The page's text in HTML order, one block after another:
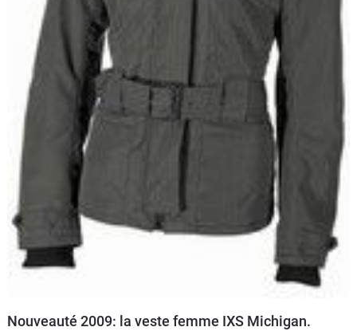
Nouveauté 2009: la veste femme IXS Michigan.